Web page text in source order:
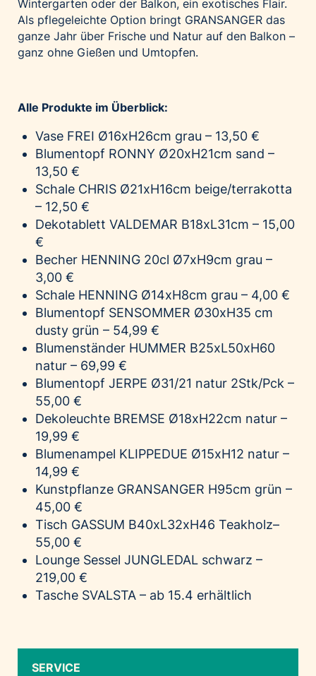
Wintergarten oder der Balkon, ein exotisches Flair.
Als pflegeleichte Option bringt GRANSANGER das
ganze Jahr über Frische und Natur auf den Balkon –
ganz ohne Gießen und Umtopfen.
Alle Produkte im Überblick:
Vase FREI Ø16xH26cm grau – 13,50 €
Blumentopf RONNY Ø20xH21cm sand –
13,50 €
Schale CHRIS Ø21xH16cm beige/terrakotta
– 12,50 €
Dekotablett VALDEMAR B18xL31cm – 15,00
€
Becher HENNING 20cl Ø7xH9cm grau –
3,00 €
Schale HENNING Ø14xH8cm grau – 4,00 €
Blumentopf SENSOMMER Ø30xH35 cm
dusty grün – 54,99 €
Blumenständer HUMMER B25xL50xH60
natur – 69,99 €
Blumentopf JERPE Ø31/21 natur 2Stk/Pck –
55,00 €
Dekoleuchte BREMSE Ø18xH22cm natur –
19,99 €
Blumenampel KLIPPEDUE Ø15xH12 natur –
14,99 €
Kunstpflanze GRANSANGER H95cm grün –
45,00 €
Tisch GASSUM B40xL32xH46 Teakholz–
55,00 €
Lounge Sessel JUNGLEDAL schwarz –
219,00 €
Tasche SVALSTA – ab 15.4 erhältlich
SERVICE